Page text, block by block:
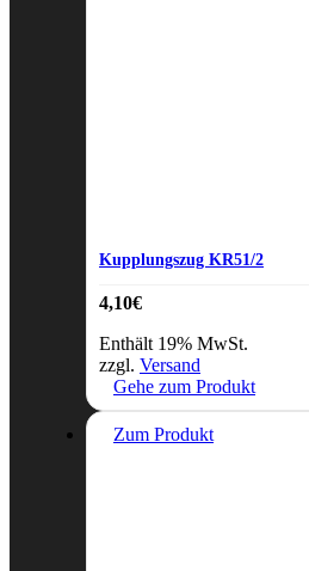
Kupplungszug KR51/2
4,10€
Enthält 19% MwSt.
zzgl. Versand
Gehe zum Produkt
Zum Produkt